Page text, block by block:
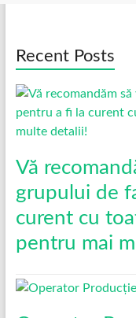
Recent Posts
Vă
grupului de
curent cu
pentru mai